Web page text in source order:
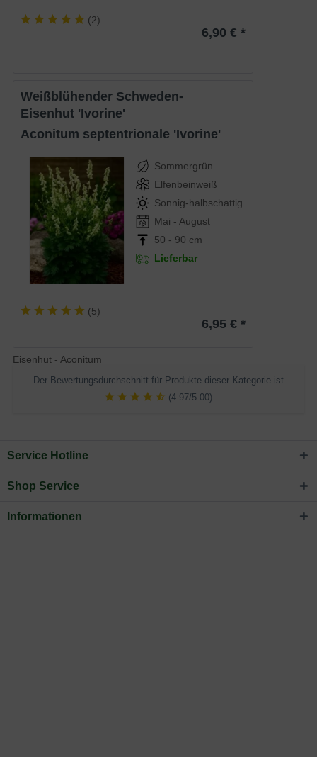
(2)
6,90 € *
Weißblühender Schweden-
Eisenhut 'Ivorine'
Aconitum septentrionale 'Ivorine'
Sommergrün
Elfenbeinweiß
Sonnig-halbschattig
Mai - August
50 - 90 cm
Lieferbar
(5)
6,95 € *
Eisenhut - Aconitum
Der Bewertungsdurchschnitt für Produkte dieser Kategorie ist
(4.97/5.00)
Service Hotline
Shop Service
Informationen